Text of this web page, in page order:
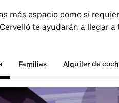
más espacio como si
te ayudarán a llegar
Familias Alquiler de